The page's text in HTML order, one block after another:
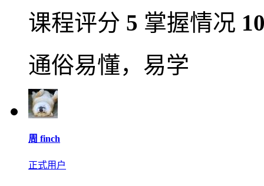
课程评分 5 掌握情况
通俗易懂，易学
周 finch
正式用户